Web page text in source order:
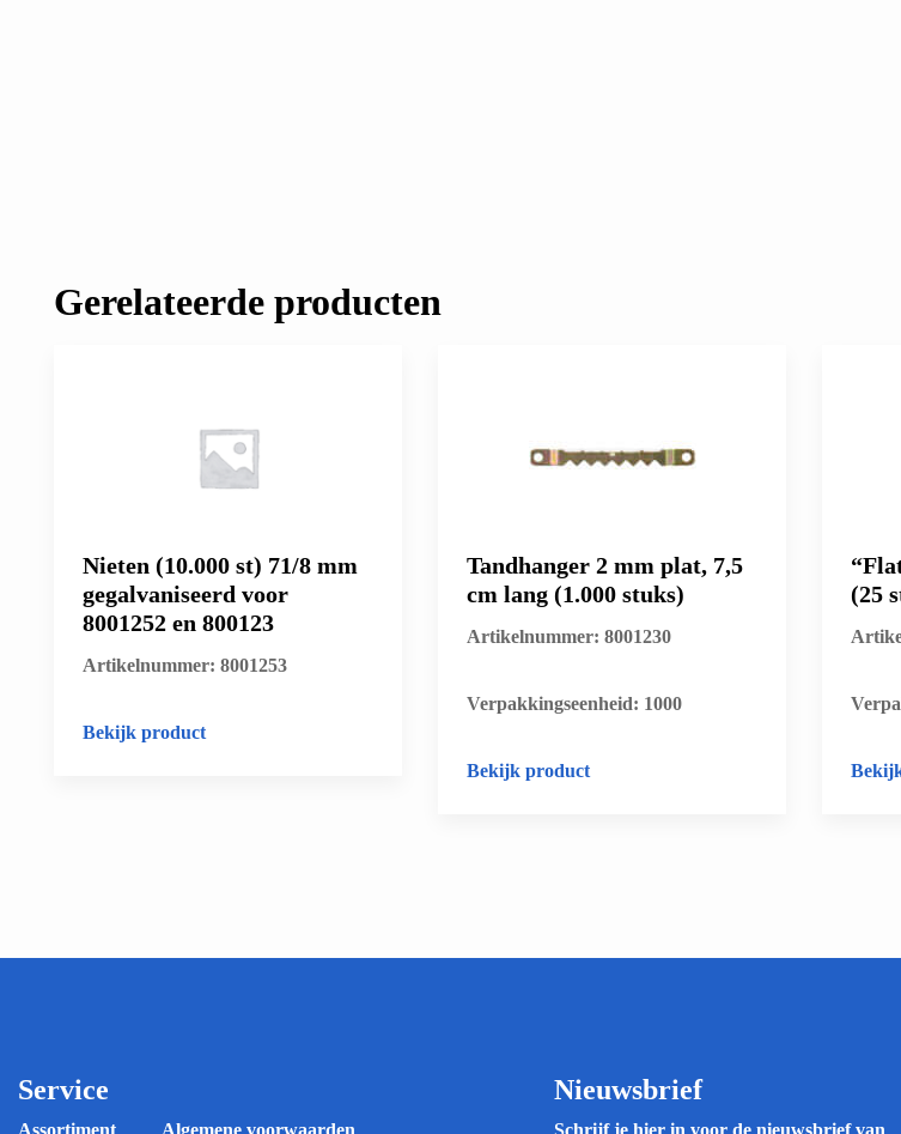
Gerelateerde producten
Nieten (10.000 st) 71/8 mm
gegalvaniseerd voor
8001252 en 800123
Artikelnummer: 8001253
Bekijk product
Tandhanger 2 mm plat, 7,5
cm lang (1.000 stuks)
Artikelnummer: 8001230
​Verpakkingseenheid: 1000
Bekijk product
(25
Service
Assortiment Algemene voorwaarden
Nieuwsbrief
Schrijf je hier in voor de nieuwsbrief van